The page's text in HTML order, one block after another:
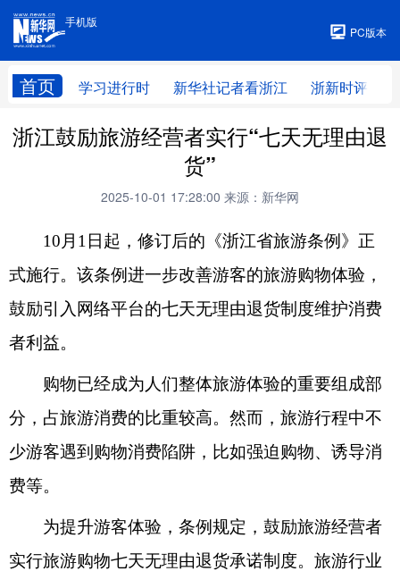
手机版
PC版本
首页 学习进行时 新华社记者看浙江 浙新时评
手机版
浙江鼓励旅游经营者实行“七天无理由退
货”
2025-10-01 17:28:00 来源：新华网
10月1日起，修订后的《浙江省旅游条例》正
式施行。该条例进一步改善游客的旅游购物体验，
鼓励引入网络平台的七天无理由退货制度维护消费
者利益。
购物已经成为人们整体旅游体验的重要组成部
分，占旅游消费的比重较高。然而，旅游行程中不
少游客遇到购物消费陷阱，比如强迫购物、诱导消
费等。
为提升游客体验，条例规定，鼓励旅游经营者
实行旅游购物七天无理由退货承诺制度。旅游行业